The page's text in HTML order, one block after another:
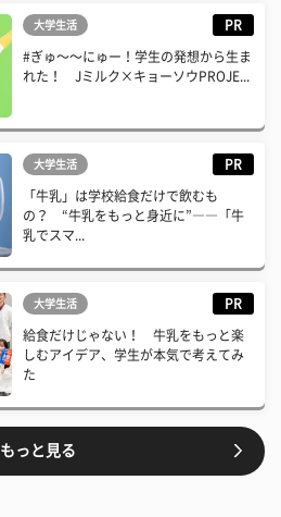
大学生活 PR
#ぎゅ〜〜にゅー！学生の発想から生ま
れた！ Jミルク×キョーソウPROJE...
大学生活 PR
「牛乳」は学校給食だけで飲むも
の？ “牛乳をもっと身近に”――「牛
乳でスマ...
大学生活 PR
給食だけじゃない！ 牛乳をもっと楽
しむアイデア、学生が本気で考えてみ
た
もっと見る